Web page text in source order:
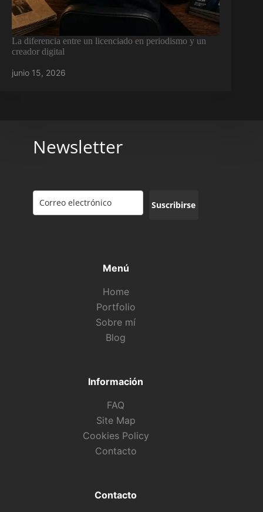
La diferencia entre un licenciado en periodismo y un
creador digital
junio 15, 2026
Newsletter
Suscribirse
Menú
Home
Portfolio
Sobre mí
Blog
Información
FAQ
Site Map
Cookies Policy
Contacto
Contacto